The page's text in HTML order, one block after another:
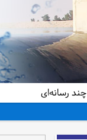
چند رسانه‌ای